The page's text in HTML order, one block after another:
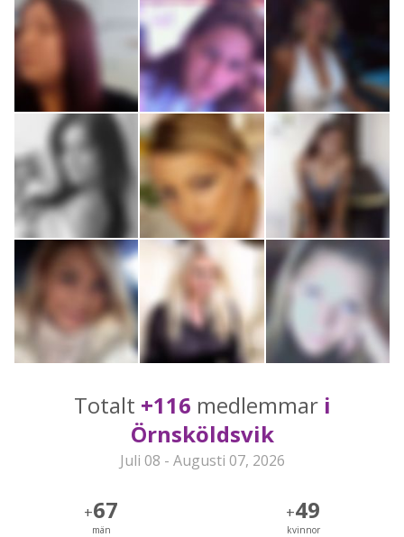
Totalt +116 medlemmar i
Örnsköldsvik
Juli 08 - Augusti 07, 2026
+67
män
+49
kvinnor